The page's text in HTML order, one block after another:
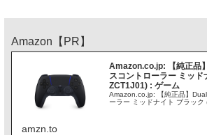
Amazon【PR】
Amazon.co.jp: 【純正品
スコントローラー ミッ
ZCT1J01) : ゲーム
Amazon.co.jp: 【純正品】
ーラー ミッドナイト ブラック
amzn.to